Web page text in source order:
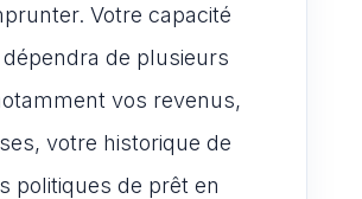
Votre capacité
dépendra de plusieurs
vos revenus,
votre historique de
politiques de prêt en